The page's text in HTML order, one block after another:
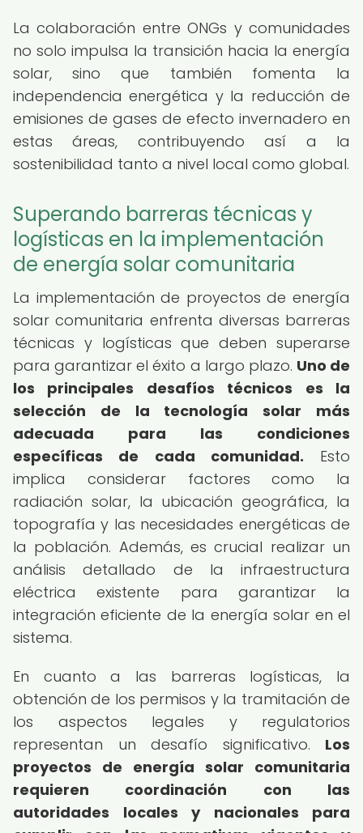
La colaboración entre ONGs y comunidades
no solo impulsa la transición hacia la energía
solar, sino que también fomenta la
independencia energética y la reducción de
emisiones de gases de efecto invernadero en
estas áreas, contribuyendo así a la
sostenibilidad tanto a nivel local como global.
Superando barreras técnicas y
logísticas en la implementación
de energía solar comunitaria
La implementación de proyectos de energía
solar comunitaria enfrenta diversas barreras
técnicas y logísticas que deben superarse
para garantizar el éxito a largo plazo. Uno de
los principales desafíos técnicos es la
selección de la tecnología solar más
adecuada para las condiciones
específicas de cada comunidad. Esto
implica considerar factores como la
radiación solar, la ubicación geográfica, la
topografía y las necesidades energéticas de
la población. Además, es crucial realizar un
análisis detallado de la infraestructura
eléctrica existente para garantizar la
integración eficiente de la energía solar en el
sistema.
En cuanto a las barreras logísticas, la
obtención de los permisos y la tramitación de
los aspectos legales y regulatorios
representan un desafío significativo. Los
proyectos de energía solar comunitaria
requieren coordinación con las
autoridades locales y nacionales para